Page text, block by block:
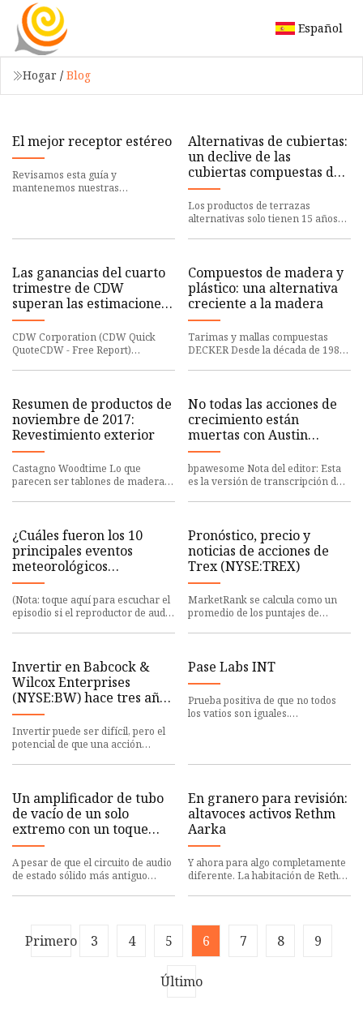
Español
Hogar / Blog
El mejor receptor estéreo
Revisamos esta guía y
mantenemos nuestras
Alternativas de cubiertas:
un declive de las
cubiertas compuestas de
madera y plástico
Los productos de terrazas
alternativas solo tienen 15 años
Las ganancias del cuarto
trimestre de CDW
superan las estimaciones,
los ingresos disminuyen
año tras año
CDW Corporation (CDW Quick
QuoteCDW - Free Report)
Compuestos de madera y
plástico: una alternativa
creciente a la madera
Tarimas y mallas compuestas
DECKER Desde la década de 1980,
Resumen de productos de
noviembre de 2017:
Revestimiento exterior
Castagno Woodtime Lo que
parecen ser tablones de madera
No todas las acciones de
crecimiento están
muertas con Austin
Hankwitz (Cash Flow
Freaks)
bpawesome Nota del editor: Esta
es la versión de transcripción del
¿Cuáles fueron los 10
principales eventos
meteorológicos
nacionales de 2022?
(Nota: toque aquí para escuchar el
episodio si el reproductor de audio
Pronóstico, precio y
noticias de acciones de
Trex (NYSE:TREX)
MarketRank se calcula como un
promedio de los puntajes de
Invertir en Babcock &
Wilcox Enterprises
(NYSE:BW) hace tres años
le habría proporcionado
una ganancia del 556 %
Invertir puede ser difícil, pero el
potencial de que una acción
Pase Labs INT
Prueba positiva de que no todos
los vatios son iguales.
Un amplificador de tubo
de vacío de un solo
extremo con un toque
moderno
A pesar de que el circuito de audio
de estado sólido más antiguo
En granero para revisión:
altavoces activos Rethm
Aarka
Y ahora para algo completamente
diferente. La habitación de Rethm
Primero 3 4 5 6 7 8 9
Último